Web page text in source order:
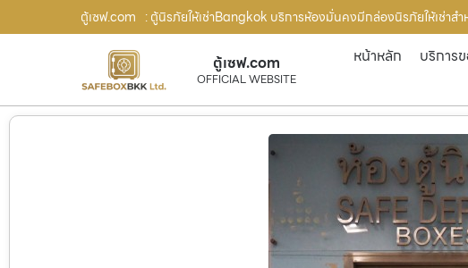
ตู้เซฟ.com : ตู้นิรภัยให้เช่าBangkok บริการห้องมั่นคงมีกล่องนิรภัยให้เช่าส
ตู้เซฟ.com
OFFICIAL WEBSITE
หน้าหลัก บริการข